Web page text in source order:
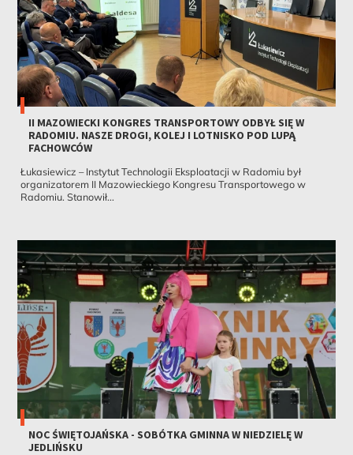
II MAZOWIECKI KONGRES TRANSPORTOWY ODBYŁ SIĘ W
RADOMIU. NASZE DROGI, KOLEJ I LOTNISKO POD LUPĄ
FACHOWCÓW
Łukasiewicz – Instytut Technologii Eksploatacji w Radomiu był
organizatorem II Mazowieckiego Kongresu Transportowego w
Radomiu. Stanowił...
NOC ŚWIĘTOJAŃSKA - SOBÓTKA GMINNA W NIEDZIELĘ W
JEDLIŃSKU